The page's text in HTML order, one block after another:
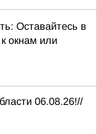
Оставайтесь в
окнам или
06.08.26!//